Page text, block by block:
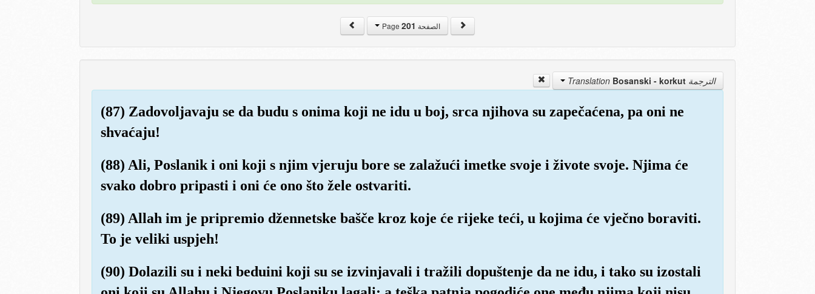
الصفحة Page 201
الترجمة Translation Bosanski - korkut
(87) Zadovoljavaju se da budu s onima koji ne idu u boj, srca njihova su zapečaćena, pa oni ne
shvaćaju!
(88) Ali, Poslanik i oni koji s njim vjeruju bore se zalažući imetke svoje i živote svoje. Njima će
svako dobro pripasti i oni će ono što žele ostvariti.
(89) Allah im je pripremio džennetske bašče kroz koje će rijeke teći, u kojima će vječno boraviti.
To je veliki uspjeh!
(90) Dolazili su i neki beduini koji su se izvinjavali i tražili dopuštenje da ne idu, i tako su izostali